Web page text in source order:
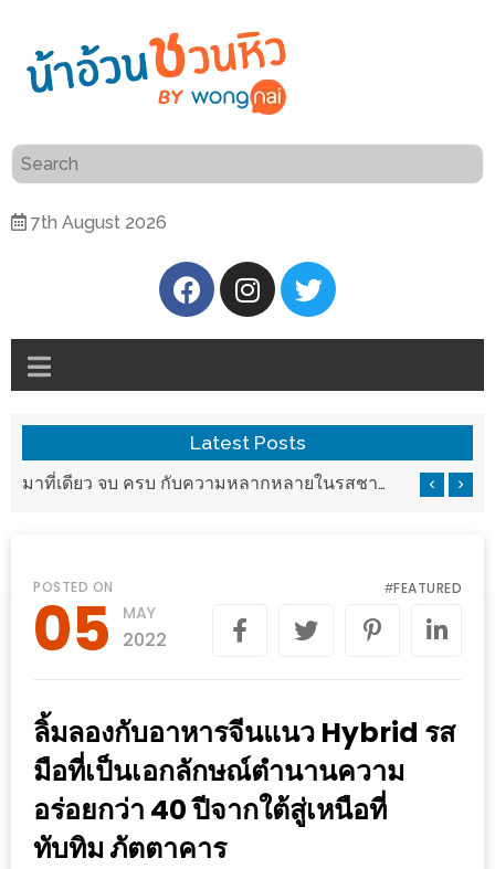
7th August 2026
แนะนำ
อ้วน
ความ
เป็น
ศิริ
ปัน
นาฯ
เชียงใหม่
เล่น
กัน
ฐานะ
อะไร
…
งาน
Latest Posts
มาที่เดียว จบ ครบ กับความหลากหลายในรสชาติที่นำมาจากทั่วเมืองจีนที่ HAN The Chinese Cuisine
POSTED ON
05 MAY
2022
#FEATURED
ลิ้มลองกับอาหารจีนแนว Hybrid รส
มือที่เป็นเอกลักษณ์ตำนานความ
อร่อยกว่า 40 ปีจากใต้สู่เหนือที่
ทับทิม ภัตตาคาร